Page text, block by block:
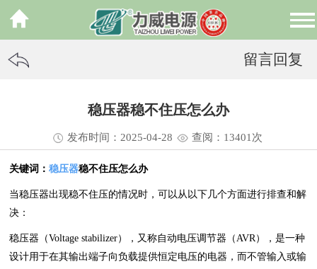
留言回复
稳压器稳不住压怎么办
发布时间：2025-04-28 查阅：13401 次
关键词：稳压器稳不住压怎么办
当稳压器出现稳不住压的情况时，可以从以下几个方面进行排查和解
决：
稳压器（Voltage stabilizer），又称自动电压调节器（AVR），是一种
设计用于在其输出端子向负载提供恒定电压的电器，而不管输入或输